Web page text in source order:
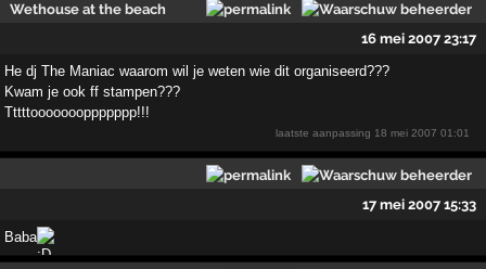
Wethouse at the beach
16 mei 2007 23:17
He dj The Maniac waarom wil je weten wie dit organiseerd???
Kwam je ook ff stampen???
Tttttoooooooppppppp!!!
laatste aanpassing 18 mei 2007 01:01
17 mei 2007 15:33
Baba